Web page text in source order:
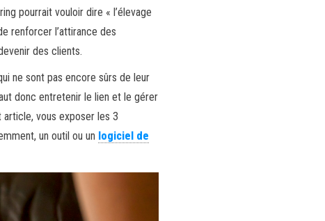
pourrait vouloir dire « l’élevage
renforcer l’attirance des
des clients.
ne sont pas encore sûrs de leur
donc entretenir le lien et le gérer
vous exposer les 3
un outil ou un logiciel de